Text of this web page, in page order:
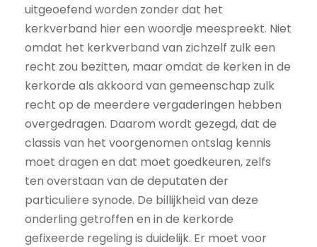
uitgeoefend worden zonder dat het
kerkverband hier een woordje meespreekt. Niet
omdat het kerkverband van zichzelf zulk een
recht zou bezitten, maar omdat de kerken in de
kerkorde als akkoord van gemeenschap zulk
recht op de meerdere vergaderingen hebben
overgedragen. Daarom wordt gezegd, dat de
classis van het voorgenomen ontslag kennis
moet dragen en dat moet goedkeuren, zelfs
ten overstaan van de deputaten der
particuliere synode. De billijkheid van deze
onderling getroffen en in de kerkorde
gefixeerde regeling is duidelijk. Er moet voor